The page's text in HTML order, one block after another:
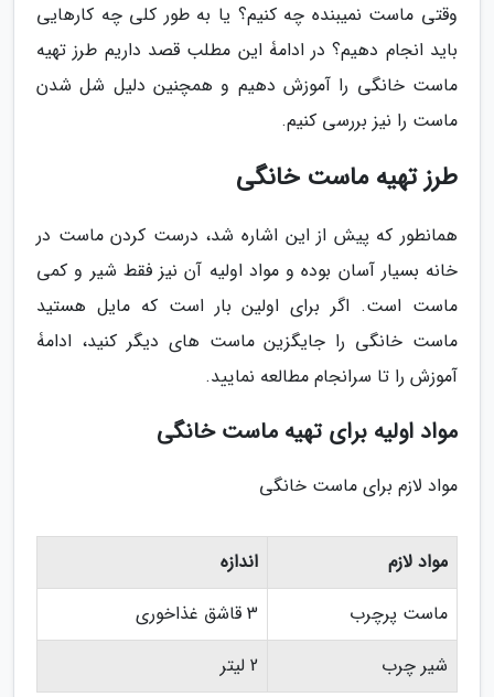
وقتی ماست نمیبنده چه کنیم؟ یا به طور کلی چه کارهایی
باید انجام دهیم؟ در ادامۀ این مطلب قصد داریم طرز تهیه
ماست خانگی را آموزش دهیم و همچنین دلیل شل شدن
ماست را نیز بررسی کنیم.
طرز تهیه ماست خانگی
همانطور که پیش از این اشاره شد، درست کردن ماست در
خانه بسیار آسان بوده و مواد اولیه آن نیز فقط شیر و کمی
ماست است. اگر برای اولین بار است که مایل هستید
ماست خانگی را جایگزین ماست های دیگر کنید، ادامۀ
آموزش را تا سرانجام مطالعه نمایید.
مواد اولیه برای تهیه ماست خانگی
مواد لازم برای ماست خانگی
مواد لازم
اندازه
ماست پرچرب
3 قاشق غذاخوری
شیر چرب
2 لیتر